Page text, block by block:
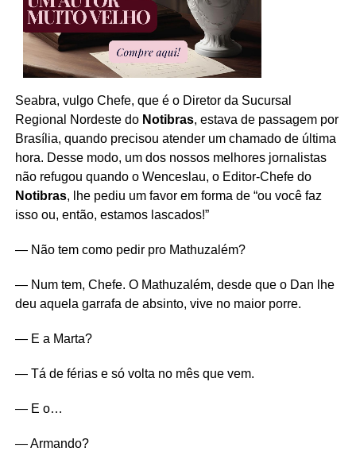
Seabra, vulgo Chefe, que é o Diretor da Sucursal
Regional Nordeste do Notibras, estava de passagem por
Brasília, quando precisou atender um chamado de última
hora. Desse modo, um dos nossos melhores jornalistas
não refugou quando o Wenceslau, o Editor-Chefe do
Notibras, lhe pediu um favor em forma de “ou você faz
isso ou, então, estamos lascados!”
— Não tem como pedir pro Mathuzalém?
— Num tem, Chefe. O Mathuzalém, desde que o Dan lhe
deu aquela garrafa de absinto, vive no maior porre.
— E a Marta?
— Tá de férias e só volta no mês que vem.
— E o…
— Armando?